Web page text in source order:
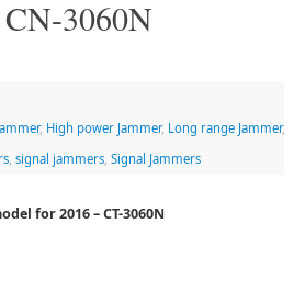
3060N
, High power Jammer, Long range Jammer,
, signal jammers, Signal Jammers
for 2016 – CT-3060N